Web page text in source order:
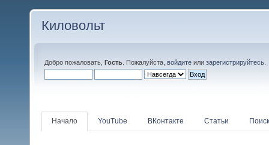
Киловольт
Добро пожаловать, Гость . Пожалуйста, войдите или зарегистрируйтесь
Начало YouTube ВКонтакте Статьи Поиск